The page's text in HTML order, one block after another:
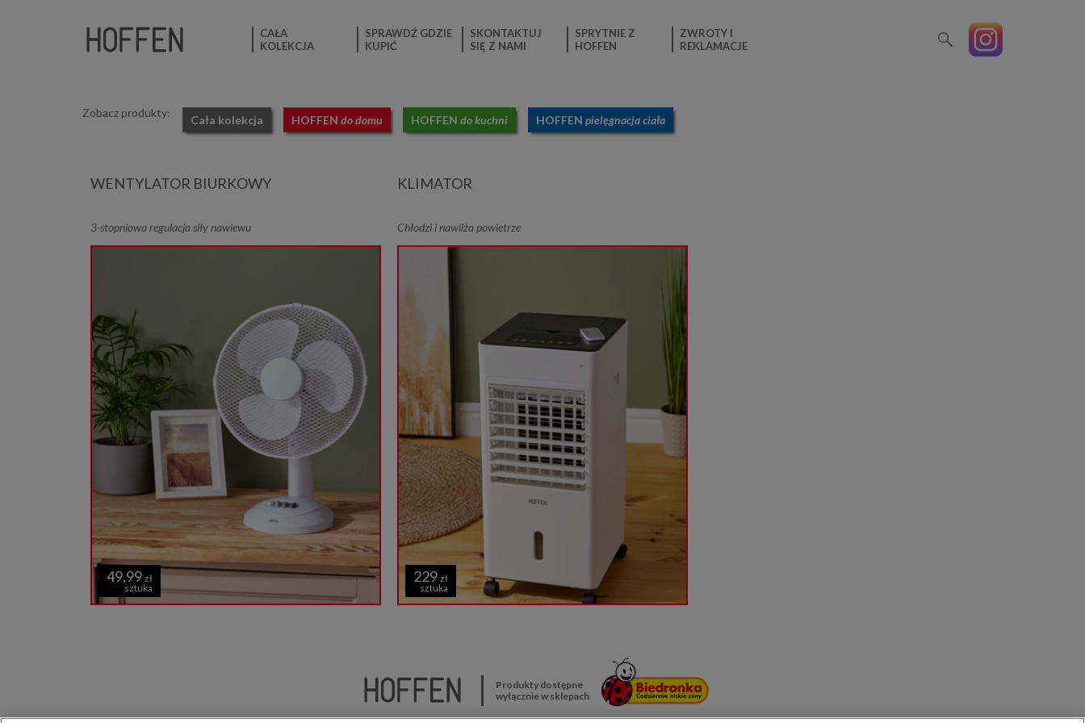
CAŁA
KOLEKCJA
SPRAWDŹ GDZIE
KUPIĆ
SKONTAKTUJ
SIĘ Z NAMI
SPRYTNIE Z
HOFFEN
ZWROTY I
REKLAMACJE
Zobacz produkty:
Cała kolekcja HOFFEN do domu HOFFEN do kuchni HOFFEN pielęgnacja ciała
WENTYLATOR BIURKOWY
3-stopniowa regulacja siły nawiewu
49,99 zł
sztuka
KLIMATOR
Chłodzi i nawilża powietrze
229 zł
sztuka
Produkty dostępne
wyłącznie w sklepach